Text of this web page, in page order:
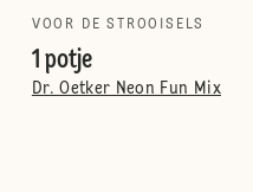
VOOR DE STROOISELS
1 potje
Dr. Oetker Neon Fun Mix